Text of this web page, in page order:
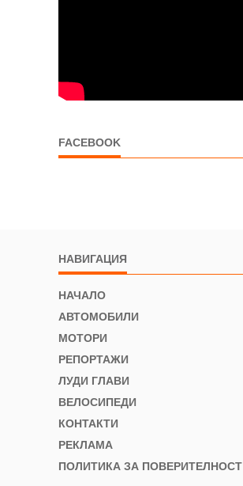
FACEBOOK
НАВИГАЦИЯ
НАЧАЛО
АВТОМОБИЛИ
МОТОРИ
РЕПОРТАЖИ
ЛУДИ ГЛАВИ
ВЕЛОСИПЕДИ
КОНТАКТИ
РЕКЛАМА
ПОЛИТИКА ЗА ПОВЕРИТЕЛНОСТ